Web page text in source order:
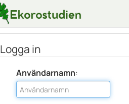
Logga in
Användarnamn: